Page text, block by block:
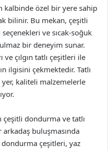
kalbinde özel bir yere sahip
bilinir. Bu mekan, çeşitli
ve sıcak-soğuk
bir deneyim sunar.
ve çılgın tatlı çeşitleri ile
ilgisini çekmektedir. Tatlı
kaliteli malzemelerle
çeşitli dondurma ve tatlı
buluşmasında
çeşitleri, yaz